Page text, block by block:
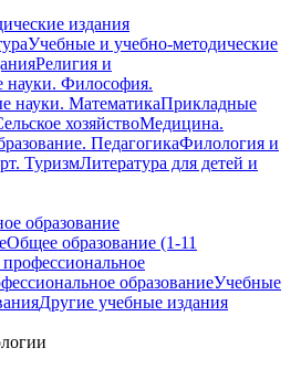
издания
Учебные и учебно-методические
Религия и
науки. Философия.
науки. МатематикаПрикладные
хозяйствоМедицина.
ПедагогикаФилология и
ТуризмЛитература для детей и
образование
Общее образование (1-11
образованиеУчебные
Другие учебные издания